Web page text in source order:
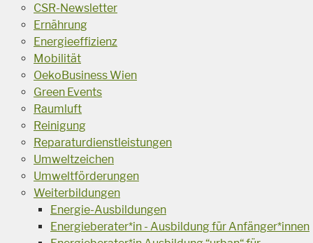
CSR-Newsletter
Ernährung
Energieeffizienz
Mobilität
OekoBusiness Wien
Green Events
Raumluft
Reinigung
Reparaturdienstleistungen
Umweltzeichen
Umweltförderungen
Weiterbildungen
Energie-Ausbildungen
Energieberater*in - Ausbildung für Anfänger*innen